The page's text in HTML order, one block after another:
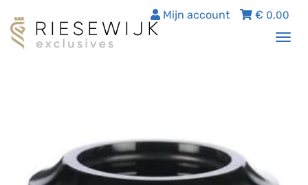
€ 0,00
Mijn account